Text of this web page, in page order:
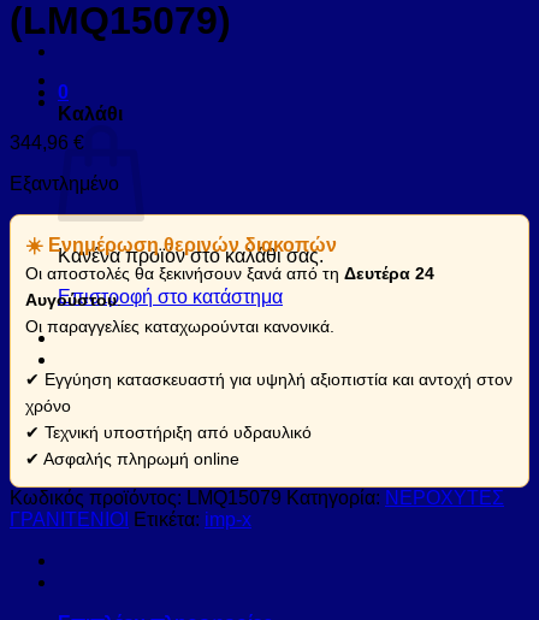
0
Καλάθι
Κανένα προϊόν στο καλάθι σας.
Επιστροφή στο κατάστημα
(LMQ15079)
344,96 €
Εξαντλημένο
☀️ Ενημέρωση θερινών διακοπών
Οι αποστολές θα ξεκινήσουν ξανά από τη Δευτέρα 24
Αυγούστου.
Οι παραγγελίες καταχωρούνται κανονικά.
✔ Εγγύηση κατασκευαστή για υψηλή αξιοπιστία και αντοχή στον
χρόνο
✔ Τεχνική υποστήριξη από υδραυλικό
✔ Ασφαλής πληρωμή online
Κωδικός προϊόντος: LMQ15079 Κατηγορία: ΝΕΡΟΧΥΤΕΣ
ΓΡΑΝΙΤΕΝΙΟΙ
Ετικέτα: imp-x